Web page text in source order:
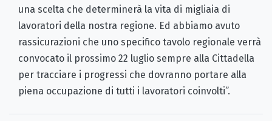
una scelta che determinerà la vita di migliaia di
lavoratori della nostra regione. Ed abbiamo avuto
rassicurazioni che uno specifico tavolo regionale verrà
convocato il prossimo 22 luglio sempre alla Cittadella
per tracciare i progressi che dovranno portare alla
piena occupazione di tutti i lavoratori coinvolti”.